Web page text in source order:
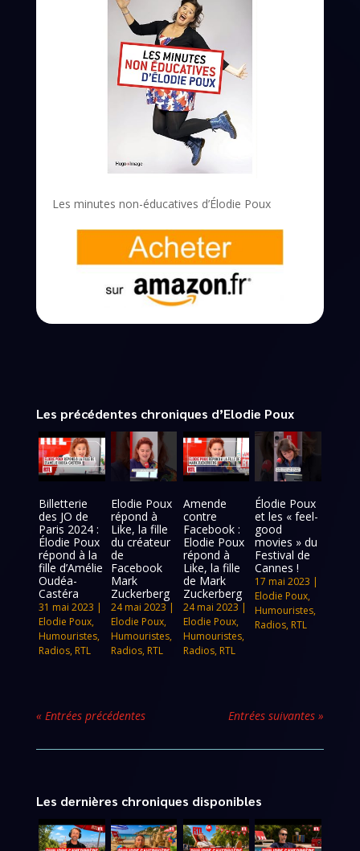
Les minutes non-éducatives d’Élodie Poux
Les précédentes chroniques d’Elodie Poux
Billetterie
des JO de
Paris 2024 :
Élodie Poux
répond à la
fille d’Amélie
Oudéa-
Castéra
31 mai 2023 |
Elodie Poux,
Humouristes,
Radios, RTL
Elodie Poux
répond à
Like, la fille
du créateur
de
Facebook
Mark
Zuckerberg
24 mai 2023 |
Elodie Poux,
Humouristes,
Radios, RTL
Amende
contre
Facebook :
Elodie Poux
répond à
Like, la fille
de Mark
Zuckerberg
24 mai 2023 |
Elodie Poux,
Humouristes,
Radios, RTL
Élodie Poux
et les « feel-
good
movies » du
Festival de
Cannes !
17 mai 2023 |
Elodie Poux,
Humouristes,
Radios, RTL
« Entrées précédentes Entrées suivantes »
Les dernières chroniques disponibles